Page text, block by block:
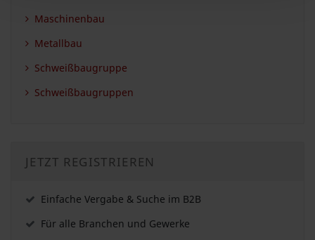
Maschinenbau
Metallbau
Schweißbaugruppe
Schweißbaugruppen
JETZT REGISTRIEREN
Einfache Vergabe & Suche im B2B
Für alle Branchen und Gewerke